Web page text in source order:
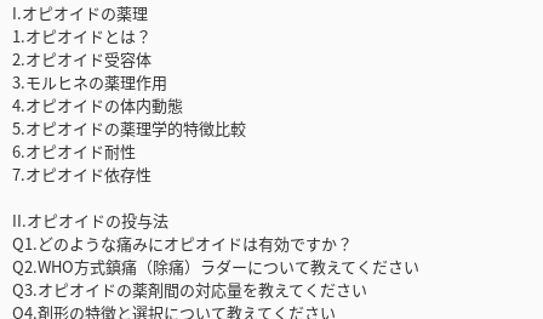
I.オピオイドの薬理
1.オピオイドとは？
2.オピオイド受容体
3.モルヒネの薬理作用
4.オピオイドの体内動態
5.オピオイドの薬理学的特徴比較
6.オピオイド耐性
7.オピオイド依存性
II.オピオイドの投与法
Q1.どのような痛みにオピオイドは有効ですか？
Q2.WHO方式鎮痛（除痛）ラダーについて教えてください
Q3.オピオイドの薬剤間の対応量を教えてください
Q4.剤形の特徴と選択について教えてください